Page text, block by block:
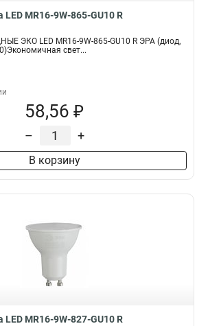
LED MR16-9W-865-GU10 R
ЭКО LED MR16-9W-865-GU10 R ЭРА (диод,
свет...
58,56 ₽
– +
В корзину
LED MR16-9W-827-GU10 R